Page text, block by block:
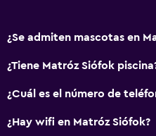
Piso de mosaico/mármol
Vista al jardín
Piso de parquet o madera
¿Se admiten mascotas en
¿Tiene Matróz Siófok
¿Cuál es el número de
¿Hay wifi en Matróz Siófok?